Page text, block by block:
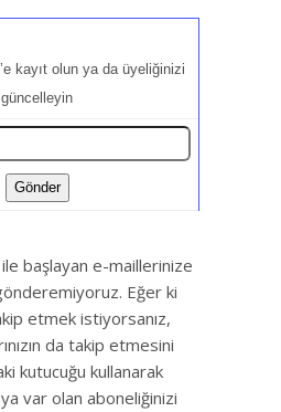
kayıt olun ya da üyeliğinizi
güncelleyin
başlayan e-maillerinize
Eğer ki
etmek istiyorsanız,
da takip etmesini
kutucuğu kullanarak
var olan aboneliğinizi